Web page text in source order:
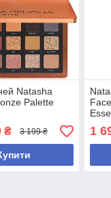
Natasha
Palette
₴ 3 199 ₴
для
1